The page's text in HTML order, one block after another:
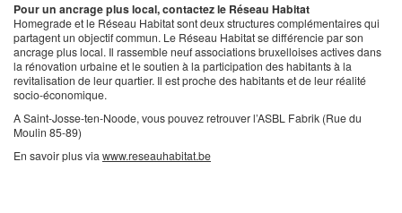
Pour un ancrage plus local, contactez le Réseau Habitat
Homegrade et le Réseau Habitat sont deux structures complémentaires qui
partagent un objectif commun. Le Réseau Habitat se différencie par son
ancrage plus local. Il rassemble neuf associations bruxelloises actives dans
la rénovation urbaine et le soutien à la participation des habitants à la
revitalisation de leur quartier. Il est proche des habitants et de leur réalité
socio-économique.
A Saint-Josse-ten-Noode, vous pouvez retrouver l’ASBL Fabrik (Rue du
Moulin 85-89)
En savoir plus via www.reseauhabitat.be